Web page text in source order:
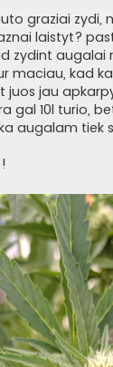
graziai zydi,
laistyt?
zydint
maciau, kad
juos jau
gal 10l turio,
augalam tiek